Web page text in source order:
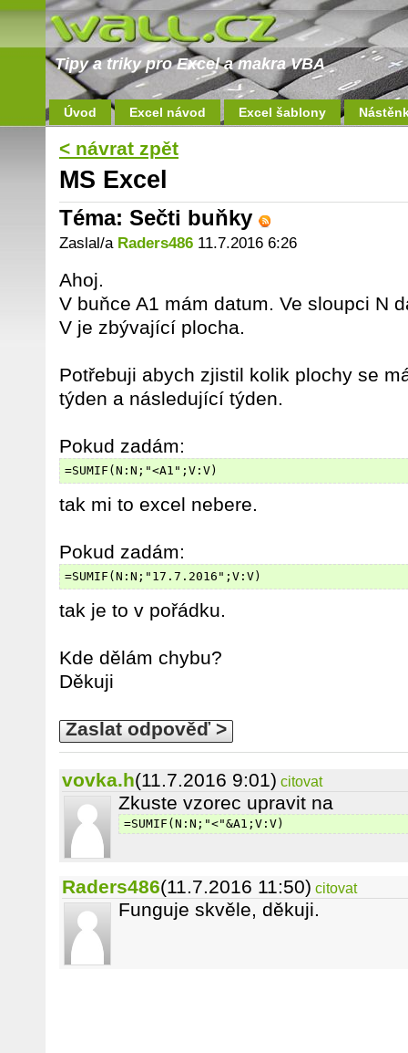
Tipy a triky pro Excel a makra VBA
Úvod Excel návod Excel šablony
< návrat zpět
MS Excel
Téma: Sečti buňky
Zaslal/a Raders486 11.7.2016 6:26
Ahoj.
V buňce A1 mám datum. Ve sloupci N
V je zbývající plocha.
Potřebuji abych zjistil kolik plochy se
týden a následující týden.
Pokud zadám:
=SUMIF(N:N;"<A1";V:V)
tak mi to excel nebere.
Pokud zadám:
=SUMIF(N:N;"17.7.2016";V:V)
tak je to v pořádku.
Kde dělám chybu?
Děkuji
Zaslat odpověď >
vovka.h(11.7.2016 9:01) citovat
Zkuste vzorec upravit na
=SUMIF(N:N;"<"&A1;V:V)
Raders486(11.7.2016 11:50) citovat
Funguje skvěle, děkuji.